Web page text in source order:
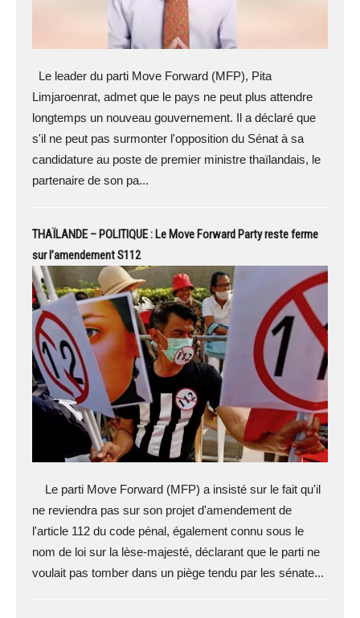
Le leader du parti Move Forward (MFP), Pita
Limjaroenrat, admet que le pays ne peut plus attendre
longtemps un nouveau gouvernement. Il a déclaré que
s'il ne peut pas surmonter l'opposition du Sénat à sa
candidature au poste de premier ministre thaïlandais, le
partenaire de son pa...
THAÏLANDE – POLITIQUE : Le Move Forward Party reste ferme
sur l’amendement S112
Le parti Move Forward (MFP) a insisté sur le fait qu'il
ne reviendra pas sur son projet d'amendement de
l'article 112 du code pénal, également connu sous le
nom de loi sur la lèse-majesté, déclarant que le parti ne
voulait pas tomber dans un piège tendu par les sénate...